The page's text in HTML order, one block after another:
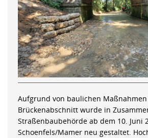
Aufgrund von baulichen
Brückenabschnitt wurde in
Straßenbaubehörde ab dem 10. Juni
Schoenfels/Mamer neu gestaltet.